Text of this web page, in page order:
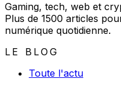
Gaming, tech, web et
Plus de 1500 articles
numérique quotidienne.
LE BLOG
Toute l'actu